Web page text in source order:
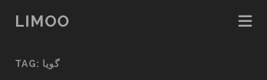
LIMOO
TAG: گویا